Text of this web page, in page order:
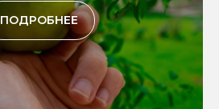
ПОДРОБНЕЕ